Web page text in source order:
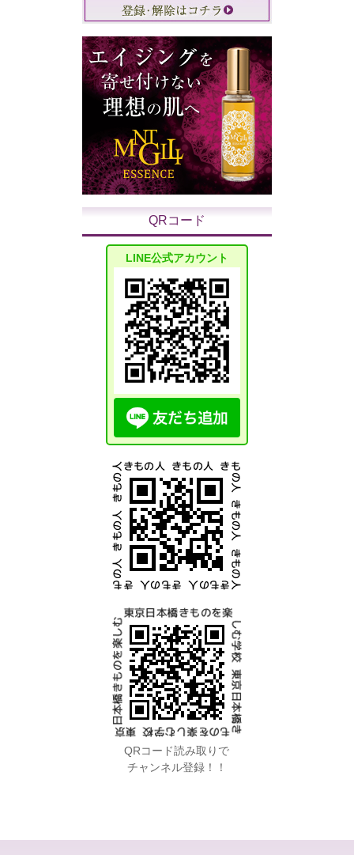
QRコード
LINE公式アカウント
QRコード読み取りで
チャンネル登録！！